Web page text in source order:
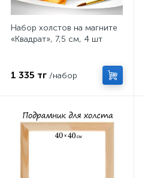
Набор холстов на магните
«Квадрат», 7,5 см, 4 шт
1 335 тг /набор